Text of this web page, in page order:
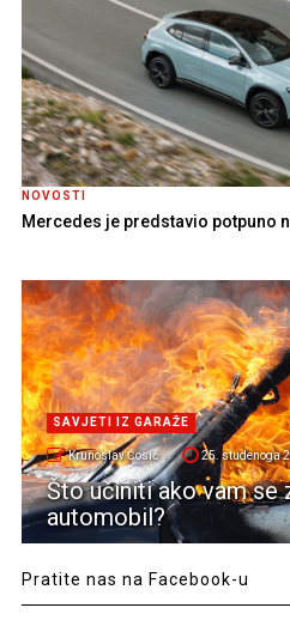
NOVOSTI
Mercedes je predstavio potpuno
SAVJETI IZ GARAŽE
Krunoslav Ćosić 25. studenoga
Što učiniti ako vam se
automobil?
Pratite nas na Facebook-u